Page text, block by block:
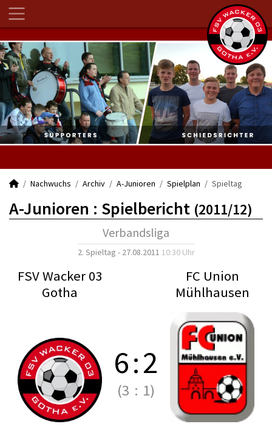
Nachwuchs Archiv A-Junioren Spielplan Spieltag
A-Junioren : Spielbericht (2011/12)
Verbandsliga
2. Spieltag - 27.08.2011 10:30 Uhr
FSV Wacker 03
Gotha
FC Union
Mühlhausen
6:2
(3 : 1)